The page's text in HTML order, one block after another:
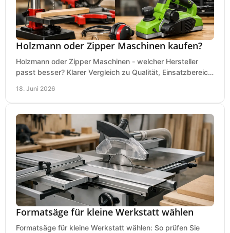
Holzmann oder Zipper Maschinen kaufen?
Holzmann oder Zipper Maschinen - welcher Hersteller
passt besser? Klarer Vergleich zu Qualität, Einsatzbereich,
18. Juni 2026
Formatsäge für kleine Werkstatt wählen
Formatsäge für kleine Werkstatt wählen: So prüfen Sie